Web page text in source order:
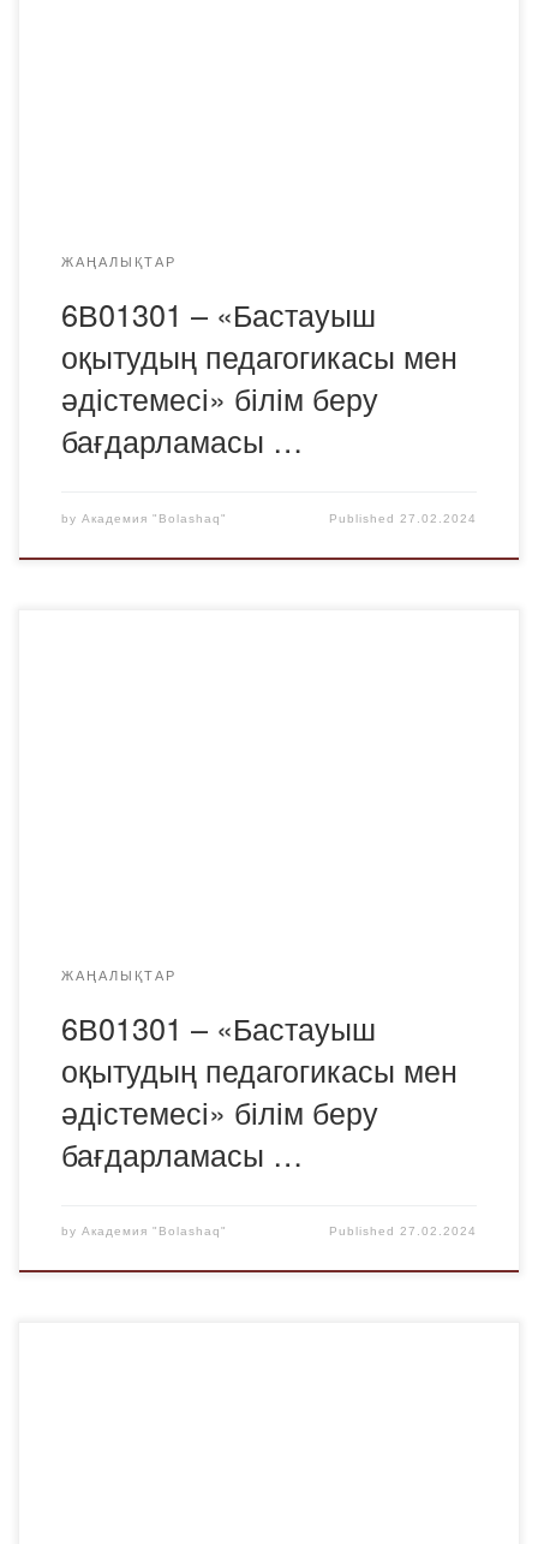
ЖАҢАЛЫҚТАР
6В01301 – «Бастауыш
оқытудың педагогикасы мен
әдістемесі» білім беру
бағдарламасы …
by Академия "Bolashaq" Published27.02.2024
ЖАҢАЛЫҚТАР
6В01301 – «Бастауыш
оқытудың педагогикасы мен
әдістемесі» білім беру
бағдарламасы …
by Академия "Bolashaq" Published27.02.2024